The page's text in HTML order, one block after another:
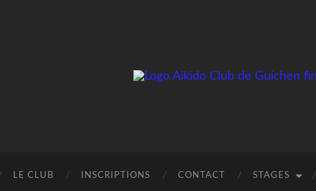
LE CLUB INSCRIPTIONS CONTACT STAGES